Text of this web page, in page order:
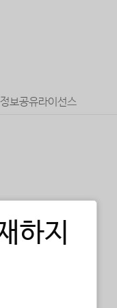
정보공유라이선스
하지